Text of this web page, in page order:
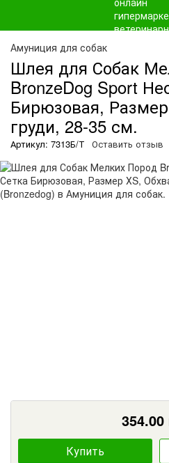
Амуниция для собак
Шлея для Собак
BronzeDog Sport
Бирюзовая,
груди, 28-35 см.
Артикул: 7313Б/Т Оставить отзыв
354.00
Купить